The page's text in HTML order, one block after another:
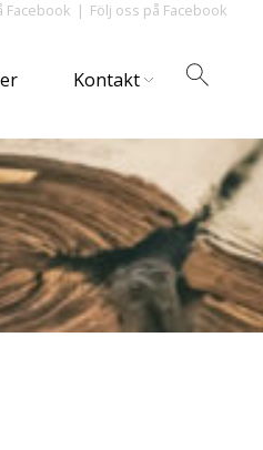
Facebook Följ oss på Facebook
Kontakt